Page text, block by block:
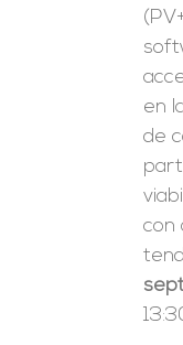
en
de
con